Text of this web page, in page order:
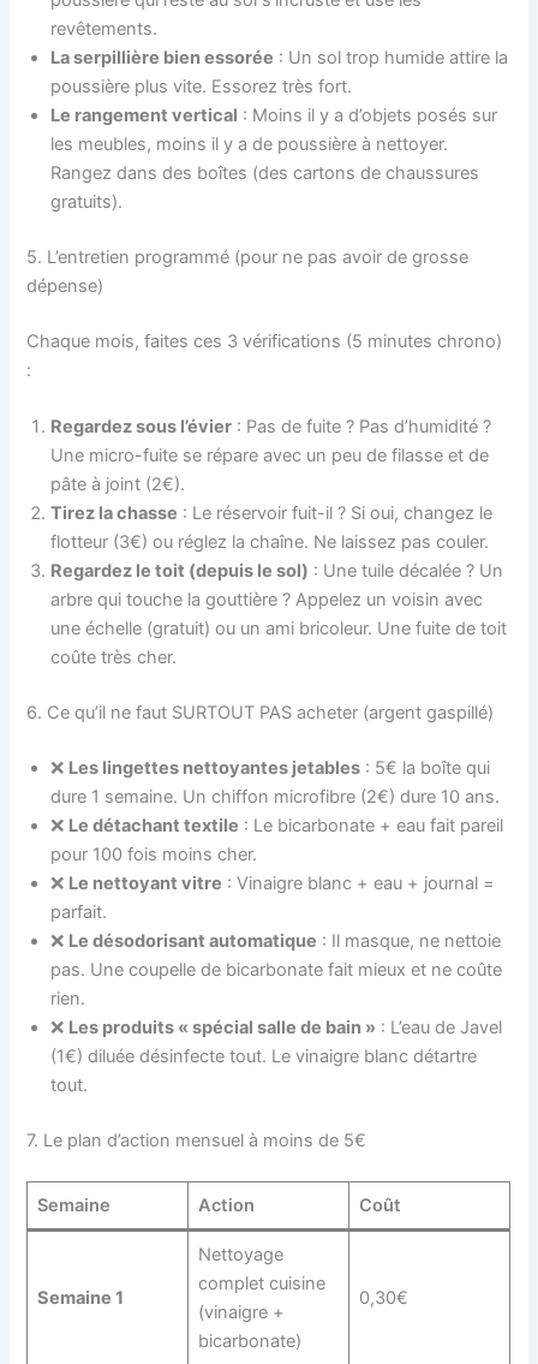
revêtements.
La serpillière bien essorée : Un sol trop humide attire la
poussière plus vite. Essorez très fort.
Le rangement vertical : Moins il y a d’objets posés sur
les meubles, moins il y a de poussière à nettoyer.
Rangez dans des boîtes (des cartons de chaussures
gratuits).
5. L’entretien programmé (pour ne pas avoir de grosse
dépense)
Chaque mois, faites ces 3 vérifications (5 minutes chrono)
:
Regardez sous l’évier : Pas de fuite ? Pas d’humidité ?
Une micro-fuite se répare avec un peu de filasse et de
pâte à joint (2€).
Tirez la chasse : Le réservoir fuit-il ? Si oui, changez le
flotteur (3€) ou réglez la chaîne. Ne laissez pas couler.
Regardez le toit (depuis le sol) : Une tuile décalée ? Un
arbre qui touche la gouttière ? Appelez un voisin avec
une échelle (gratuit) ou un ami bricoleur. Une fuite de toit
coûte très cher.
6. Ce qu’il ne faut SURTOUT PAS acheter (argent gaspillé)
❌ Les lingettes nettoyantes jetables : 5€ la boîte qui
dure 1 semaine. Un chiffon microfibre (2€) dure 10 ans.
❌ Le détachant textile : Le bicarbonate + eau fait pareil
pour 100 fois moins cher.
❌ Le nettoyant vitre : Vinaigre blanc + eau + journal =
parfait.
❌ Le désodorisant automatique : Il masque, ne nettoie
pas. Une coupelle de bicarbonate fait mieux et ne coûte
rien.
❌ Les produits « spécial salle de bain » : L’eau de Javel
(1€) diluée désinfecte tout. Le vinaigre blanc détartre
tout.
7. Le plan d’action mensuel à moins de 5€
Semaine Action Coût
Semaine 1
Nettoyage
complet cuisine
(vinaigre +
bicarbonate)
0,30€